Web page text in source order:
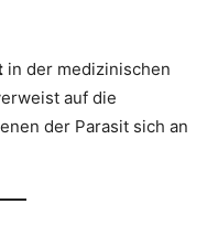
in der medizinischen
auf die
der Parasit sich an